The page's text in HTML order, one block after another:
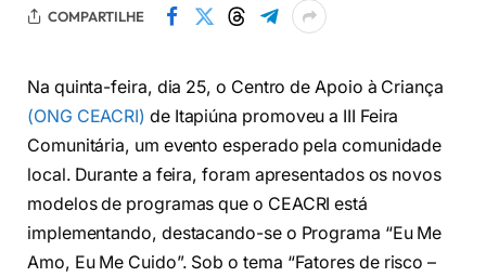
COMPARTILHE
Na quinta-feira, dia 25, o Centro de Apoio à Criança
(ONG CEACRI) de Itapiúna promoveu a III Feira
Comunitária, um evento esperado pela comunidade
local. Durante a feira, foram apresentados os novos
modelos de programas que o CEACRI está
implementando, destacando-se o Programa “Eu Me
Amo, Eu Me Cuido”. Sob o tema “Fatores de risco –